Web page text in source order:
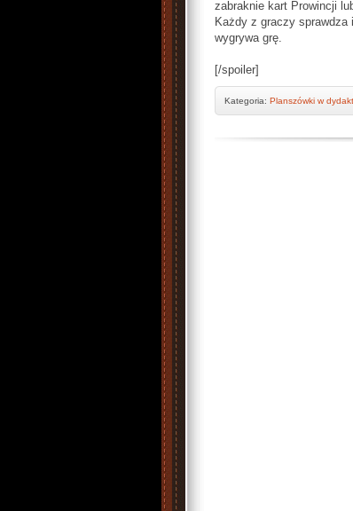
zabraknie kart Prowincji
Każdy z graczy
wygrywa grę.
[/spoiler]
Kategoria: Planszówki w